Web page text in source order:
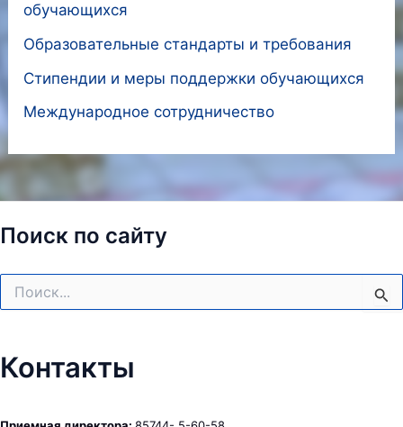
обучающихся
Образовательные стандарты и требования
Стипендии и меры поддержки обучающихся
Международное сотрудничество
Поиск по сайту
Контакты